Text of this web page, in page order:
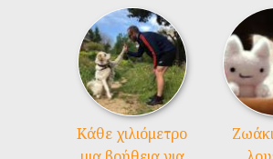
Kάθε χιλιόμετρο